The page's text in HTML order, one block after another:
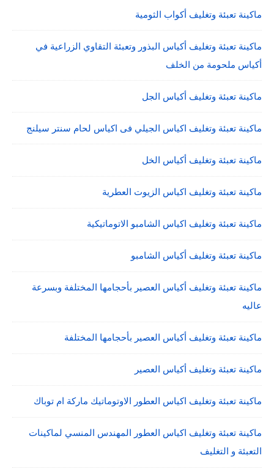
ماكينة تعبئة وتغليف أكواب الثومية
ماكينة تعبئة وتغليف أكياس البذور وتعبئة التقاوي الزراعية في
أكياس ملحومة من الخلف
ماكينة تعبئة وتغليف أكياس الجل
ماكينة تعبئة وتغليف اكياس الجيلي فى اكياس لحام سنتر سيلنج
ماكينة تعبئة وتغليف أكياس الخل
ماكينة تعبئة وتغليف اكياس الزيوت العطرية
ماكينة تعبئة وتغليف اكياس الشامبو الاتوماتيكية
ماكينة تعبئة وتغليف أكياس الشامبو
ماكينة تعبئة وتغليف أكياس العصير بأحجامها المختلفة وبسرعة
عاليه
ماكينة تعبئة وتغليف أكياس العصير بأحجامها المختلفة
ماكينة تعبئة وتغليف أكياس العصير
ماكينة تعبئة وتغليف اكياس العطور الاوتوماتيك ماركة ام توباك
ماكينة تعبئة وتغليف اكياس العطور المهندس المنسي لماكينات
التعبئة و التغليف